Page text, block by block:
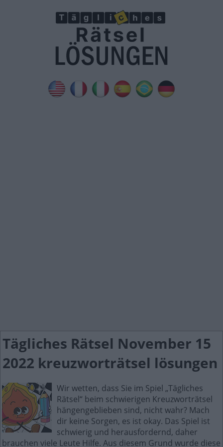
Tägliches Rätsel November 15
2022 kreuzworträtsel lösungen
Wir wetten, dass Sie im Spiel „Tägliches
Rätsel“ beim schwierigen Kreuzworträtsel
hängengeblieben sind, nicht wahr? Mach
dir keine Sorgen, es ist okay. Das Spiel ist
schwierig und herausfordernd, daher
brauchen viele Leute Hilfe. Aus diesem Grund wurde diese